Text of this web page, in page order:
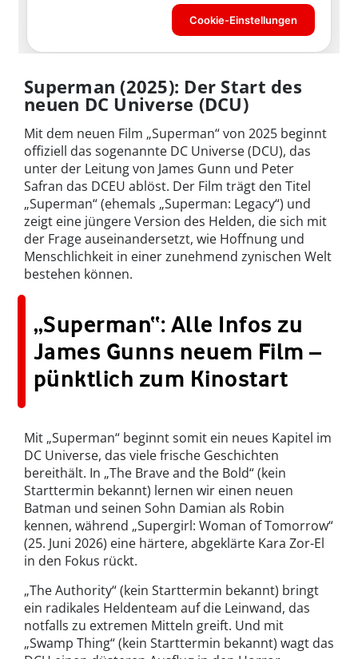
Superman (2025): Der Start des
neuen DC Universe (DCU)
Mit dem neuen Film „Superman“ von 2025 beginnt
offiziell das sogenannte DC Universe (DCU), das
unter der Leitung von James Gunn und Peter
Safran das DCEU ablöst. Der Film trägt den Titel
„Superman“ (ehemals „Superman: Legacy“) und
zeigt eine jüngere Version des Helden, die sich mit
der Frage auseinandersetzt, wie Hoffnung und
Menschlichkeit in einer zunehmend zynischen Welt
bestehen können.
„Superman“: Alle Infos zu
James Gunns neuem Film –
pünktlich zum Kinostart
Mit „Superman“ beginnt somit ein neues Kapitel im
DC Universe, das viele frische Geschichten
bereithält. In „The Brave and the Bold“ (kein
Starttermin bekannt) lernen wir einen neuen
Batman und seinen Sohn Damian als Robin
kennen, während „Supergirl: Woman of Tomorrow“
(25. Juni 2026) eine härtere, abgeklärte Kara Zor-El
in den Fokus rückt.
„The Authority“ (kein Starttermin bekannt) bringt
ein radikales Heldenteam auf die Leinwand, das
notfalls zu extremen Mitteln greift. Und mit
„Swamp Thing“ (kein Starttermin bekannt) wagt das